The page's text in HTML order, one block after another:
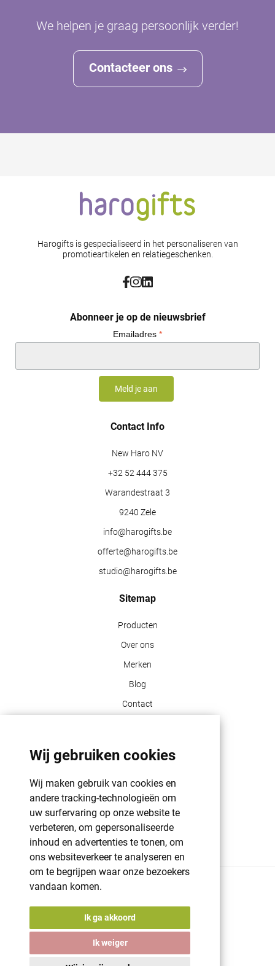
Wij gebruiken cookies
Wij maken gebruik van cookies en
andere tracking-technologieën om
uw surfervaring op onze website te
verbeteren, om gepersonaliseerde
inhoud en advertenties te tonen, om
ons websiteverkeer te analyseren en
om te begrijpen waar onze bezoekers
vandaan komen.
Ik ga akkoord
Ik weiger
We helpen je graag persoonlijk verder!
Contacteer ons
Harogifts is gespecialiseerd in het personaliseren van
promotieartikelen en relatiegeschenken.
Abonneer je op de nieuwsbrief
Emailadres *
Contact Info
New Haro NV
+32 52 444 375
Warandestraat 3
9240 Zele
info@harogifts.be
offerte@harogifts.be
studio@harogifts.be
Sitemap
Producten
Over ons
Merken
Blog
Contact
GDPR | PRIVACY POLICY | HAROGIFTS
PMS kleuren
Cookie beleid
Voorwaarden en bepalingen
Winkelwagen
Voorwaarden en bepalingen
Powered bynopCommerce
Designed byNop-Templates.com